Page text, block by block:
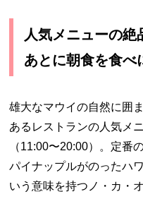
人気メニューの絶
あとに朝食を食べ
雄大なマウイの自然に囲
あるレストランの人気メ
（11:00〜20:00）。定番
パイナップルがのったハ
いう意味を持つノ・カ・